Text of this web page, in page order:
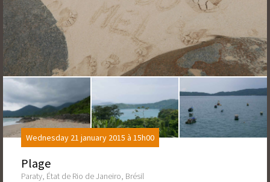
Wednesday 21 january 2015 à 15h00
Plage
Paraty, État de Rio de Janeiro, Brésil